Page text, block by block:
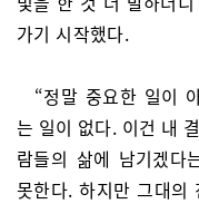
가기 시작했다.
“정말 중요한 일이
는 일이 없다. 이건 내
람들의 삶에 남기겠다
못한다. 하지만 그대의